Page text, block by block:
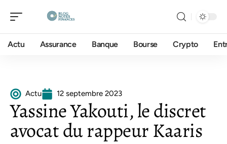
Actu Assurance Banque Bourse Crypto
Actu 12 septembre 2023
Yassine Yakouti, le discret
avocat du rappeur Kaaris